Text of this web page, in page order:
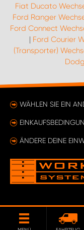
Fiat Ducato
Ford Ranger
Ford Connect
| Ford Courier
(Transporter)
WÄHLEN SIE EIN
ÄNDERE DEINE